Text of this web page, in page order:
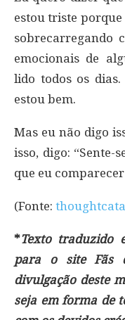
estou triste porque
sobrecarregando
emocionais de
lido todos os
estou bem.
Mas eu não digo
isso, digo: “Sente-
que eu
(Fonte:
*Texto traduzido
para o site Fãs
divulgação deste
seja em forma de